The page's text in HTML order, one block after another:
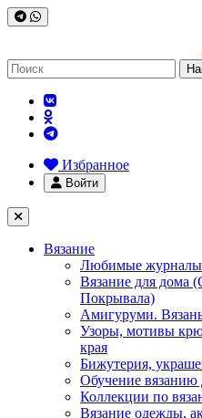
Избранное
Войти
Вязание
Любимые журналы
Вязание для дома
Покрывала)
Амигуруми.
Узоры, мотивы
края
Бижутерия,
Обучение
Коллекции по
Вязание одежды,